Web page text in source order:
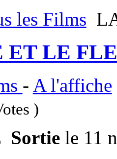
les Films
LE
- A l'affiche
)
Sortiele 11